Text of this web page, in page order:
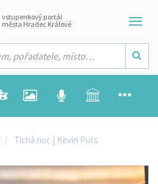
vstupenkový portál
města Hradec Králové
Tichá noc | Kevin Puts